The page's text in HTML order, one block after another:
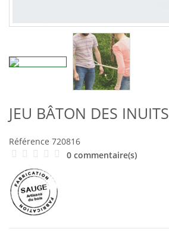
JEU BÂTON DES INUITS
Référence 720816
0 commentaire(s)